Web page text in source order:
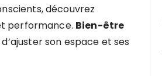
découvrez
performance. Bien-être
son espace et ses